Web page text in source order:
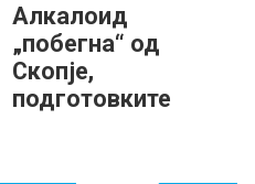
Алкалоид
„побегна“ од
Скопје,
подготовките